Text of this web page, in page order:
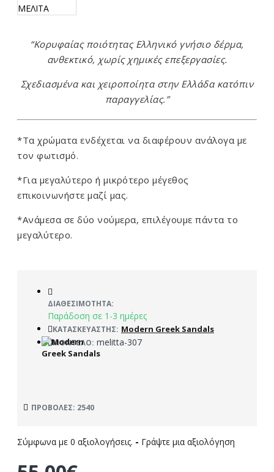
“Κορυφαίας ποιότητας Ελληνικό γνήσιο δέρμα,
ανθεκτικό, χωρίς χημικές επεξεργασίες.
Σχεδιασμένα και χειροποίητα στην Ελλάδα κατόπιν
παραγγελίας.”
*Τα χρώματα ενδέχεται να διαφέρουν ανάλογα με
τον φωτισμό.
*Για μεγαλύτερο ή μικρότερο μέγεθος
επικοινωνήστε μαζί μας.
*Ανάμεσα σε δύο νούμερα, επιλέγουμε πάντα το
μεγαλύτερο.
ΔΙΑΘΕΣΙΜΌΤΗΤΑ:
Παράδοση σε 1-3 ημέρες
ΚΑΤΑΣΚΕΥΑΣΤΉΣ: Modern Greek Sandals
ΜΟΝΤΈΛΟ: melitta-307
ΠΡΟΒΟΛΈΣ: 2540
Σύμφωνα με 0 αξιολογήσεις. - Γράψτε μια αξιολόγηση